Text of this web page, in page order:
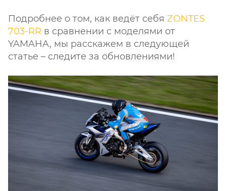
Подробнее о том, как ведёт себя ZONTES
703-RR в сравнении с моделями от
YAMAHA, мы расскажем в следующей
статье – следите за обновлениями!